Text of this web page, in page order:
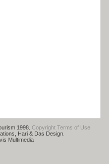
1998. Copyright Terms of Use
Hari & Das Design.
Multimedia